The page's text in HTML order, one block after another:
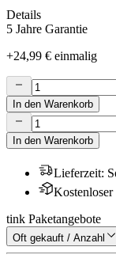
Details
5 Jahre Garantie
+24,99 € einmalig
In den Warenkorb
In den Warenkorb
Lieferzeit:
Kostenloser
tink Paketangebote
Oft gekauft / Anzahl